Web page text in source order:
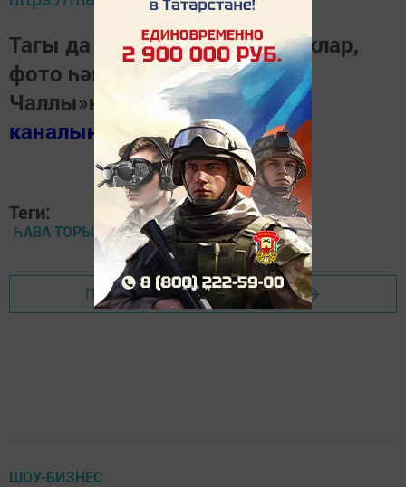
Тагы да кызыклырак яңалыклар,
фото һәм видеолар «Шәһри
Чаллы»ның
MAX
каналында
(язылыгыз).
Теги:
ҺАВА ТОРЫШЫ
Перейти на страницу новости
ШОУ-БИЗНЕС